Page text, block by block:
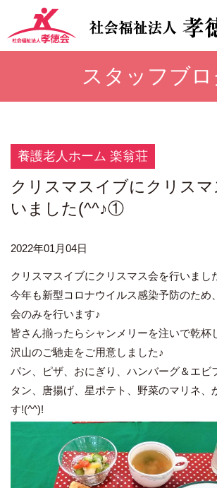
スタッフブ
養護老人ホーム 楽翁荘
クリスマスイブにクリス
いました(^^♪①
2022年01月04日
クリスマスイブにクリスマス会を行いまし
今年も新型コロナウイルス感染予防のため
会のみを行います♪
皆さん揃ったらシャンメリーを注いで乾杯
沢山のご馳走をご用意しました♪
パン、ピザ、おにぎり、ハンバーグ＆エビ
タン、唐揚げ、星ポテト、野菜のマリネ、
す!(^^)!